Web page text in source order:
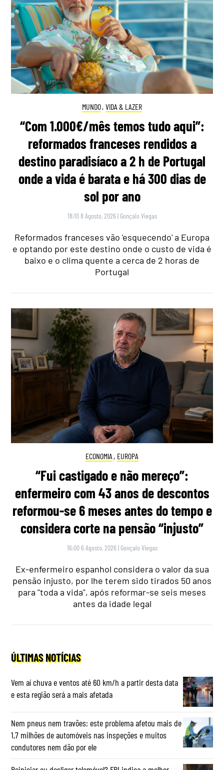
MUNDO, VIDA & LAZER
“Com 1.000€/mês temos tudo aqui”:
reformados franceses rendidos a
destino paradisíaco a 2 h de Portugal
onde a vida é barata e há 300 dias de
sol por ano
18:10 8 Agosto, 2026 | Gonçalo Viegas
Reformados franceses vão 'esquecendo' a Europa
e optando por este destino onde o custo de vida é
baixo e o clima quente a cerca de 2 horas de
Portugal
ECONOMIA , EUROPA
“Fui castigado e não mereço”:
enfermeiro com 43 anos de descontos
reformou-se 6 meses antes do tempo e
considera corte na pensão “injusto”
16:00 6 Agosto, 2026 | Gonçalo Viegas
Ex-enfermeiro espanhol considera o valor da sua
pensão injusto, por lhe terem sido tirados 50 anos
para "toda a vida", após reformar-se seis meses
antes da idade legal
ÚLTIMAS NOTÍCIAS
Vem aí chuva e ventos até 60 km/h a partir desta data
e esta região será a mais afetada
Nem pneus nem travões: este problema afetou mais de
1,7 milhões de automóveis nas inspeções e muitos
condutores nem dão por ele